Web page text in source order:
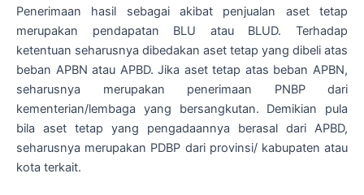
Penerimaan hasil sebagai akibat penjualan aset tetap
merupakan pendapatan BLU atau BLUD. Terhadap
ketentuan seharusnya dibedakan aset tetap yang dibeli atas
beban APBN atau APBD. Jika aset tetap atas beban APBN,
seharusnya merupakan penerimaan PNBP dari
kementerian/lembaga yang bersangkutan. Demikian pula
bila aset tetap yang pengadaannya berasal dari APBD,
seharusnya merupakan PDBP dari provinsi/ kabupaten atau
kota terkait.